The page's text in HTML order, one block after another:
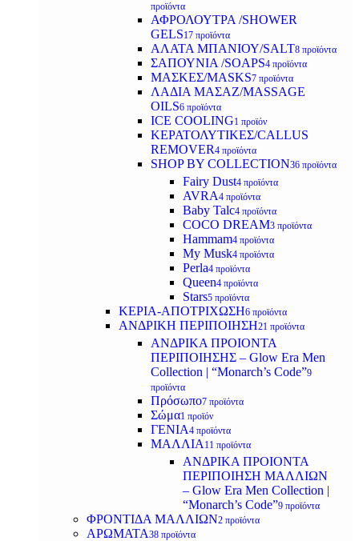
προϊόντα
ΑΦΡΟΛΟΥΤΡΑ /SHOWER
GELS17 προϊόντα
ΑΛΑΤΑ ΜΠΑΝΙΟΥ/SALT8 προϊόντα
ΣΑΠΟΥΝΙΑ /SOAPS4 προϊόντα
ΜΑΣΚΕΣ/MASKS7 προϊόντα
ΛΑΔΙΑ ΜΑΣΑΖ/MASSAGE
OILS6 προϊόντα
ICE COOLING1 προϊόν
ΚΕΡΑΤΟΛΥΤΙΚΕΣ/CALLUS
REMOVER4 προϊόντα
SHOP BY COLLECTION36 προϊόντα
Fairy Dust4 προϊόντα
AVRA4 προϊόντα
Baby Talc4 προϊόντα
COCO DREAM3 προϊόντα
Hammam4 προϊόντα
My Musk4 προϊόντα
Perla4 προϊόντα
Queen4 προϊόντα
Stars5 προϊόντα
ΚΕΡΙΑ-ΑΠΟΤΡΙΧΩΣΗ6 προϊόντα
ΑΝΔΡΙΚΗ ΠΕΡΙΠΟΙΗΣΗ21 προϊόντα
ΑΝΔΡΙΚΑ ΠΡΟΙΟΝΤΑ
ΠΕΡΙΠΟΙΗΣΗΣ – Glow Era Men
Collection | “Monarch’s Code”9
προϊόντα
Πρόσωπο7 προϊόντα
Σώμα1 προϊόν
ΓΕΝΙΑ4 προϊόντα
ΜΑΛΛΙΑ 11 προϊόντα
ΑΝΔΡΙΚΑ ΠΡΟΙΟΝΤΑ
ΠΕΡΙΠΟΙΗΣΗ ΜΑΛΛΙΩΝ
– Glow Era Men Collection |
“Monarch’s Code”9 προϊόντα
ΦΡΟΝΤΙΔΑ ΜΑΛΛΙΩΝ2 προϊόντα
ΑΡΩΜΑΤΑ38 προϊόντα